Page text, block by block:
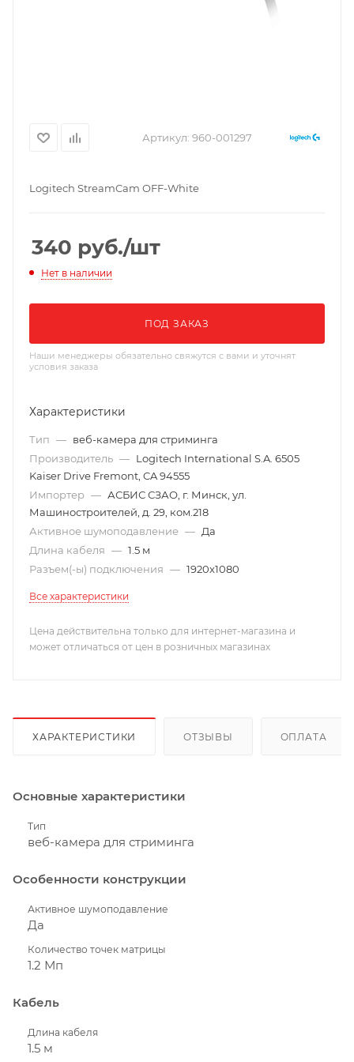
Артикул: 960-001297
Logitech StreamCam OFF-White
340 руб./шт
Нет в наличии
ПОД ЗАКАЗ
Наши менеджеры обязательно свяжутся с вами и уточнят
условия заказа
Характеристики
Тип — веб-камера для стриминга
Производитель — Logitech International S.A. 6505
Kaiser Drive Fremont, CA 94555
Импортер — АСБИС СЗАО, г. Минск, ул.
Машиностроителей, д. 29, ком.218
Активное шумоподавление — Да
Длина кабеля — 1.5 м
Разъем(-ы) подключения — 1920x1080
Все характеристики
Цена действительна только для интернет-магазина и
может отличаться от цен в розничных магазинах
ХАРАКТЕРИСТИКИ ОТЗЫВЫ ОПЛАТА
Основные характеристики
Тип
веб-камера для стриминга
Особенности конструкции
Активное шумоподавление
Да
Количество точек матрицы
1.2 Мп
Кабель
Длина кабеля
1.5 м